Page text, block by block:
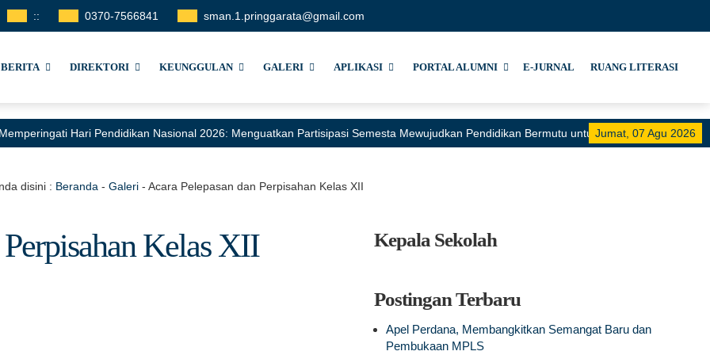
:: 0370-7566841 sman.1.pringgarata@gmail.com
BERITA DIREKTORI KEUNGGULAN GALERI APLIKASI PORTAL ALUMNI E-JURNAL RUANG LITERASI
Jumat, 07 Agu 2026
Hari Pendidikan Nasional 2026: Menguatkan Partisipasi Semesta Mewujudkan Pendidikan Bermutu untuk Semua"
disini : Beranda - Galeri - Acara Pelepasan dan Perpisahan Kelas XII
Kelas XII Kepala Sekolah
Postingan Terbaru
Apel Perdana, Membangkitkan Semangat Baru dan
Pembukaan MPLS